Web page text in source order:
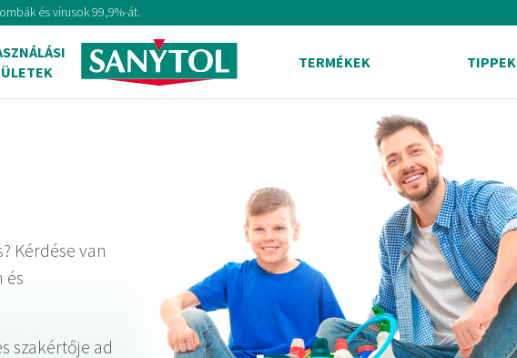
és vírusok 99,9%-át.
TERMÉKEK TIPPEK
Kérdése van
és
szakértője ad